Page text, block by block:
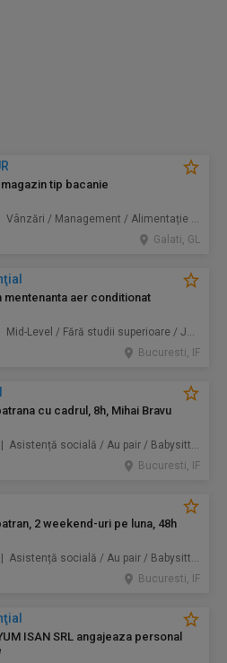
tip bacanie
Full time | Vânzări / Management / Alimentație / Comerț
Galati, GL
mentenanta aer conditionat
Full time | Mid-Level / Fără studii superioare / Junior/Entry Level | Mentenanță / Instalații
Bucuresti, IF
cu cadrul, 8h, Mihai Bravu
Part time | Asistență socială / Au pair / Babysitter / Curăţenie / Prestări servicii
Bucuresti, IF
2 weekend-uri pe luna, 48h
Part time | Asistență socială / Au pair / Babysitter / Curăţenie / Prestări servicii
Bucuresti, IF
ISAN SRL angajeaza personal